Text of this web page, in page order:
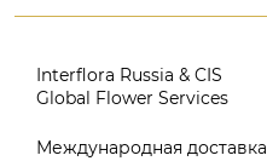
Interflora Russia & CIS
Global Flower Services
Версия для печати
Международная доставка